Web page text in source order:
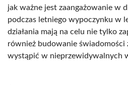
jak ważne jest zaangażowanie w
podczas letniego wypoczynku w
działania mają na celu nie tylko
również budowanie świadomości
wystąpić w nieprzewidywalnych